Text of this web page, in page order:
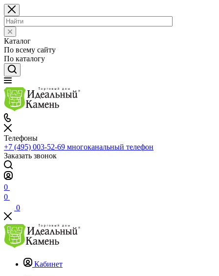
Каталог
По всему сайту
По каталогу
Телефоны
+7 (495) 003-52-69 многоканальный телефон
Заказать звонок
0
0
0
Кабинет